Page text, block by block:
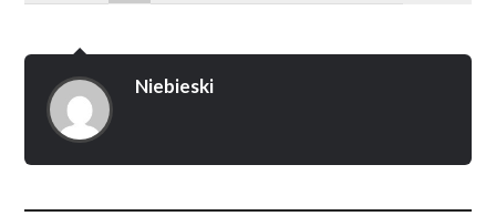
Niebieski